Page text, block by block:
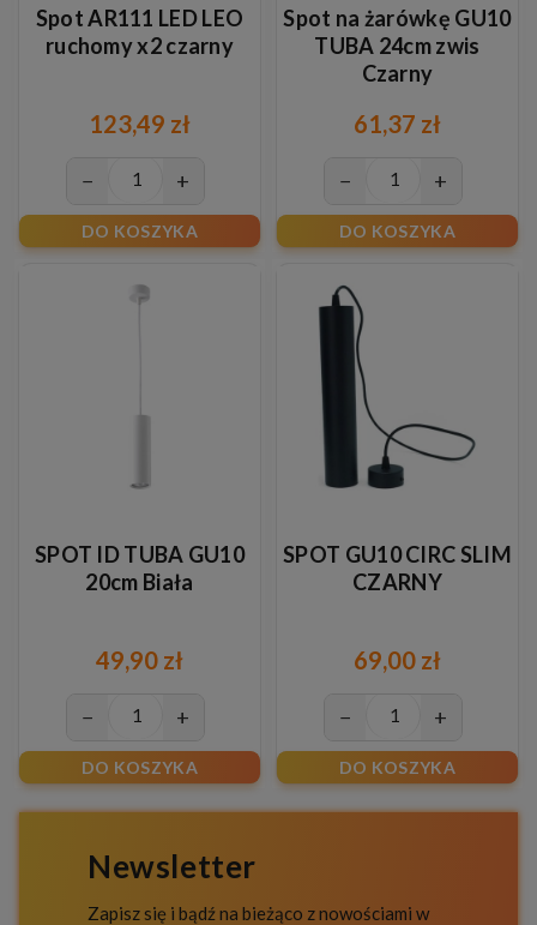
Spot AR111 LED LEO
ruchomy x2 czarny
123,49 zł
− +
DO KOSZYKA
Spot na żarówkę GU10
TUBA 24cm zwis
Czarny
61,37 zł
− +
DO KOSZYKA
SPOT ID TUBA GU10
20cm Biała
49,90 zł
− +
DO KOSZYKA
SPOT GU10 CIRC SLIM
CZARNY
69,00 zł
− +
DO KOSZYKA
Newsletter
Zapisz się i bądź na bieżąco z nowościami w